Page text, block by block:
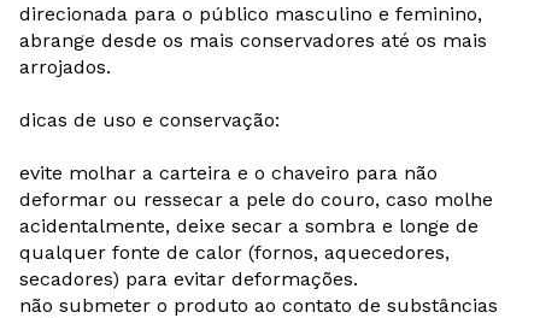
direcionada para o público masculino e feminino,
abrange desde os mais conservadores até os mais
arrojados.
dicas de uso e conservação:
evite molhar a carteira e o chaveiro para não
deformar ou ressecar a pele do couro, caso molhe
acidentalmente, deixe secar a sombra e longe de
qualquer fonte de calor (fornos, aquecedores,
secadores) para evitar deformações.
não submeter o produto ao contato de substâncias